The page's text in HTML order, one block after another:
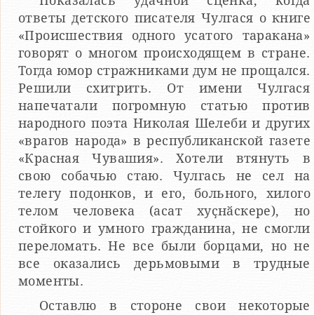
ответы детского писателя Чулгася о книге
«Происшествия одного усатого таракана»
говорят о многом происходящем в стране.
Тогда юмор стражниками дум не прощался.
Решили схитрить. От имени Чулгася
напечатали погромную статью против
народного поэта Николая Шелеби и других
«врагов народа» в республиканской газете
«Красная Чувашия». Хотели втянуть в
свою собачью стаю. Чулгась не сел на
телегу подонков, и его, больного, хилого
телом человека (асат хуҫнӑскере), но
стойкого и умного гражданина, не смогли
переломать. Не все были борцами, но не
все оказались дерьмовыми в трудные
моменты.
Оставлю в стороне свои некоторые